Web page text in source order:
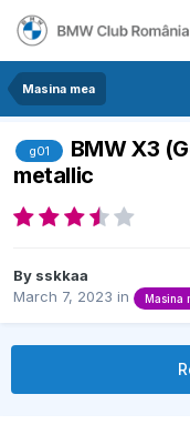
Masina mea
g01
BMW X3
metallic
By sskkaa
March 7, 2023 in Masina